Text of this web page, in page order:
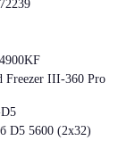
III-360 Pro
D5 5600 (2х32)